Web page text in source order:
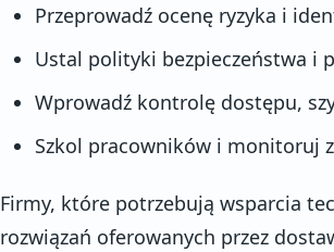
Przeprowadź ocenę ryzyka i
Ustal polityki bezpieczeństwa i
Wprowadź kontrolę dostępu,
Szkol pracowników i monitoruj
Firmy, które potrzebują wsparcia
rozwiązań oferowanych przez